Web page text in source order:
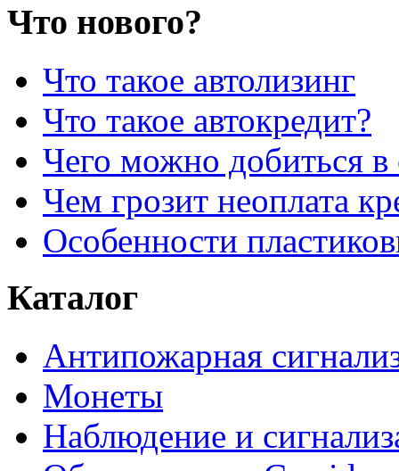
Что нового?
Что такое автолизинг
Что такое автокредит?
Чего можно добиться в
Чем грозит неоплата
Особенности
Каталог
Антипожарная
Монеты
Наблюдение и